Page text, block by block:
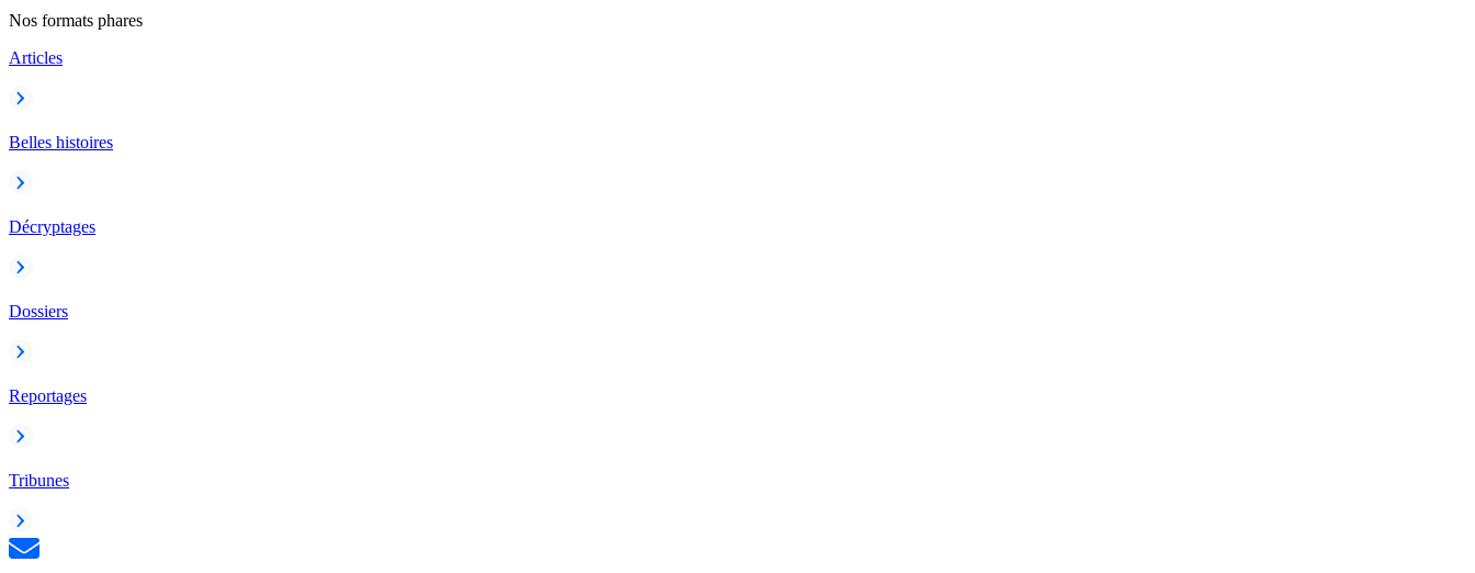
Nos formats phares
Articles
Belles histoires
Décryptages
Dossiers
Reportages
Tribunes